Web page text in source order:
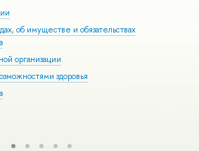
об имуществе и обязательствах
организации
здоровья